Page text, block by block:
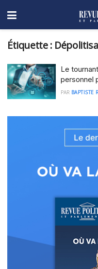
Étiquette :
Le
personnel
PAR BAPTISTE